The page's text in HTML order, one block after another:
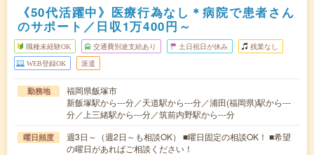
《50代活躍中》医療行為なし＊病院で患者さん
のサポート／日収1万400円～
職種未経験OK 交通費別途支給あり 土日祝日が休み 残業なし
WEB登録OK 派遣
勤務地
福岡県飯塚市
新飯塚駅から---分／天道駅から---分／浦田(福岡県)駅から---
分／上三緒駅から---分／筑前内野駅から---分
曜日頻度
週3日～（週2日～も相談OK） ■曜日固定の相談OK！ ■希望
の曜日があればご相談ください！